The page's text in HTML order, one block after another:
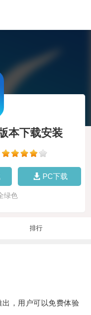
本下载安装
PC下载
绿色
排行
，用户可以免费体验